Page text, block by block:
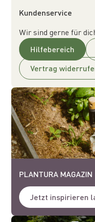
Kundenservice
Wir sind gerne für
Hilfebereich
Vertrag
PLANTURA MAGAZIN
Jetzt inspirieren